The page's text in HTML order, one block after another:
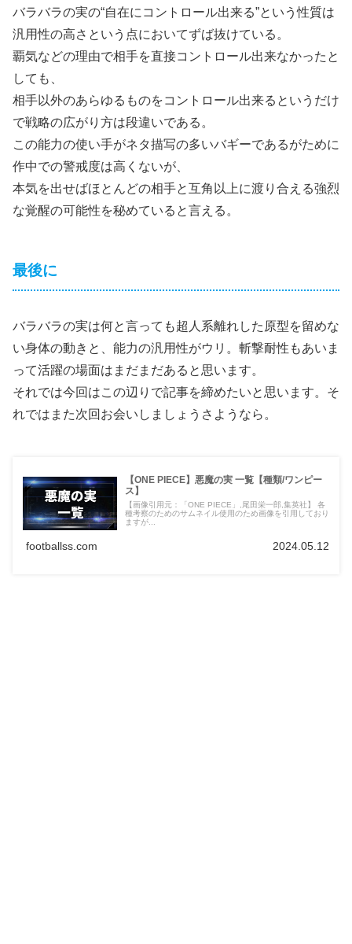
バラバラの実の“自在にコントロール出来る”という性質は
汎用性の高さという点においてずば抜けている。
覇気などの理由で相手を直接コントロール出来なかったと
しても、
相手以外のあらゆるものをコントロール出来るというだけ
で戦略の広がり方は段違いである。
この能力の使い手がネタ描写の多いバギーであるがために
作中での警戒度は高くないが、
本気を出せばほとんどの相手と互角以上に渡り合える強烈
な覚醒の可能性を秘めていると言える。
最後に
バラバラの実は何と言っても超人系離れした原型を留めな
い身体の動きと、能力の汎用性がウリ。斬撃耐性もあいま
って活躍の場面はまだまだあると思います。
それでは今回はこの辺りで記事を締めたいと思います。そ
れではまた次回お会いしましょうさようなら。
【ONE PIECE】悪魔の実 一覧【種類/ワンピー
ス】
【画像引用元：「ONE PIECE」,尾田栄一郎,集英社】 各
種考察のためのサムネイル使用のため画像を引用しており
ますが...
footballss.com 2024.05.12